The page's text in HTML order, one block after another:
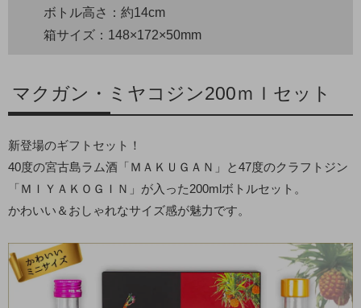
ボトル高さ：約14cm
箱サイズ：148×172×50mm
マクガン・ミヤコジン200ｍｌセット
新登場のギフトセット！
40度の宮古島ラム酒「ＭＡＫＵＧＡＮ」と47度のクラフトジン
「ＭＩＹＡＫＯＧＩＮ」が入った200mlボトルセット。
かわいい＆おしゃれなサイズ感が魅力です。